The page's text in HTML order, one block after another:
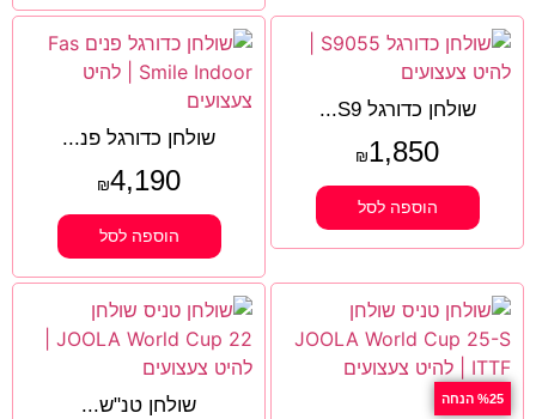
שולחן כדורגל S9...
₪1,850
הוספה לסל
שולחן כדורגל פנ...
₪4,190
הוספה לסל
%25 הנחה שולחן טנ"ש...